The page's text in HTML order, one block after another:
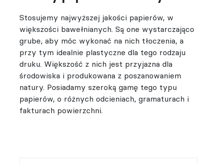
Stosujemy najwyższej jakości papierów, w
większości bawełnianych. Są one wystarczająco
grube, aby móc wykonać na nich tłoczenia, a
przy tym idealnie plastyczne dla tego rodzaju
druku. Większość z nich jest przyjazna dla
środowiska i produkowana z poszanowaniem
natury. Posiadamy szeroką gamę tego typu
papierów, o różnych odcieniach, gramaturach i
fakturach powierzchni.